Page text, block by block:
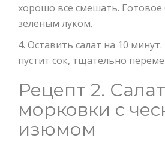
хорошо все смешать. Готовое
зеленым луком.
4. Оставить салат на 10
пустит сок, тщательно
Рецепт 2.
морковки с
изюмом